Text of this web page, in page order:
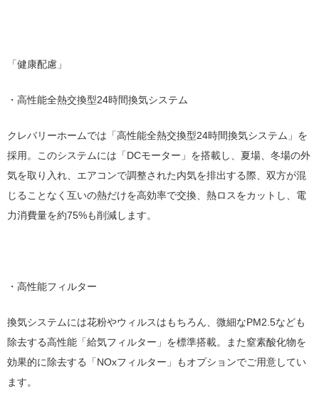
「健康配慮」
・高性能全熱交換型24時間換気システム
クレバリーホームでは「高性能全熱交換型24時間換気システム」を
採用。このシステムには「DCモーター」を搭載し、夏場、冬場の外
気を取り入れ、エアコンで調整された内気を排出する際、双方が混
じることなく互いの熱だけを高効率で交換、熱ロスをカットし、電
力消費量を約75%も削減します。
・高性能フィルター
換気システムには花粉やウィルスはもちろん、微細なPM2.5なども
除去する高性能「給気フィルター」を標準搭載。また窒素酸化物を
効果的に除去する「NOxフィルター」もオプションでご用意してい
ます。